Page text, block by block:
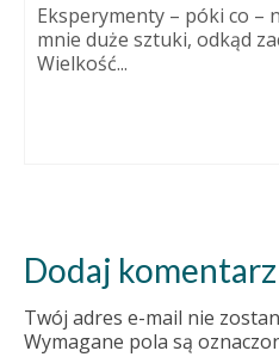
Eksperymenty – póki co –
mnie duże sztuki, odkąd
Wielkość...
Dodaj komentarz
Twój adres e-mail nie
Wymagane pola są